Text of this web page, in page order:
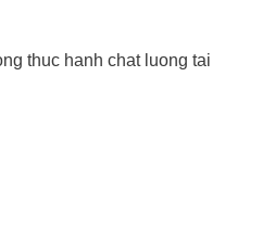
thuc hanh chat luong tai